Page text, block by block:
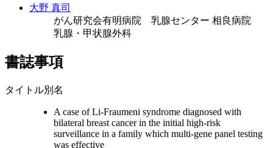
大野 真司
がん研究会有明病院 乳腺センター 相良病院
乳腺・甲状腺外科
書誌事項
タイトル別名
A case of Li-Fraumeni syndrome diagnosed with
bilateral breast cancer in the initial high-risk
surveillance in a family which multi-gene panel testing
was effective